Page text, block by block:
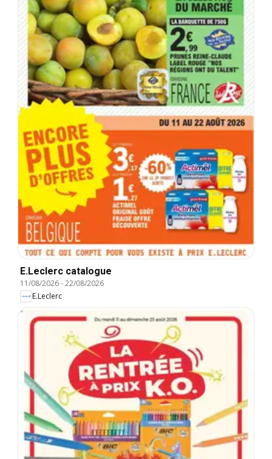
E.Leclerc catalogue
11/08/2026-22/08/2026
E.Leclerc